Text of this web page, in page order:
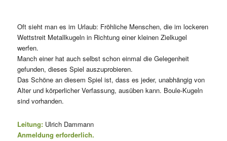
Oft sieht man es im Urlaub: Fröhliche Menschen, die im lockeren
Wettstreit Metallkugeln in Richtung einer kleinen Zielkugel
werfen.
Manch einer hat auch selbst schon einmal die Gelegenheit
gefunden, dieses Spiel auszuprobieren.
Das Schöne an diesem Spiel ist, dass es jeder, unabhängig von
Alter und körperlicher Verfassung, ausüben kann. Boule-Kugeln
sind vorhanden.
Leitung: Ulrich Dammann
Anmeldung erforderlich.